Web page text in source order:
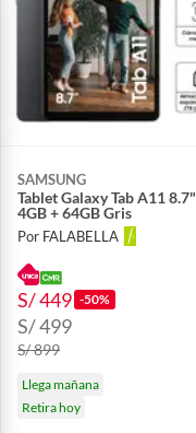
SAMSUNG
Tablet Galaxy Tab A11 8.7"
4GB + 64GB Gris
Por FALABELLA
S/ 449 -50%
S/ 499
S/ 899
Llega mañana
Retira hoy